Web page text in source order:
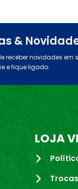
&
receber novidades em
e fique ligado.
LOJA